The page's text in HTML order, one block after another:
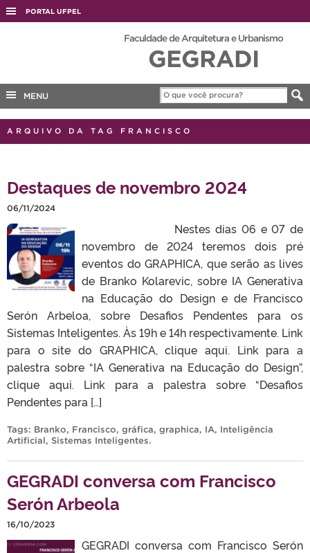
PORTAL UFPEL
EDITAIS
PORTARIAS
Faculdade de Arquitetura e Urbanismo
GEGRADI
MENU
ARQUIVO DA TAG FRANCISCO
Destaques de novembro 2024
06/11/2024
Nestes dias 06 e 07 de
novembro de 2024 teremos dois pré
eventos do GRAPHICA, que serão as lives
de Branko Kolarevic, sobre IA Generativa
na Educação do Design e de Francisco
Serón Arbeloa, sobre Desafios Pendentes para os
Sistemas Inteligentes. Às 19h e 14h respectivamente. Link
para o site do GRAPHICA, clique aqui. Link para a
palestra sobre “IA Generativa na Educação do Design”,
clique aqui. Link para a palestra sobre “Desafios
Pendentes para […]
Tags: Branko, Francisco, gráfica, graphica, IA, Inteligência
Artificial, Sistemas Inteligentes.
GEGRADI conversa com Francisco
Serón Arbeola
16/10/2023
GEGRADI conversa com Francisco Serón